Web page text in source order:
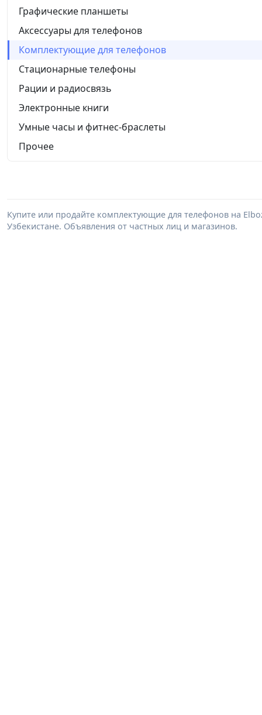
Графические планшеты
Аксессуары для телефонов
Комплектующие для телефонов
Стационарные телефоны
Рации и радиосвязь
Электронные книги
Умные часы и фитнес-браслеты
Прочее
Купите или продайте комплектующие для телефонов на
Узбекистане. Объявления от частных лиц и магазинов.